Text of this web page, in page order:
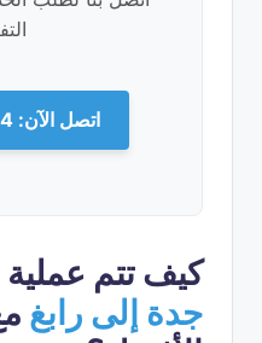
اتصل الآن: 0554996824
كيف تتم عملية
جدة إلى رابغ